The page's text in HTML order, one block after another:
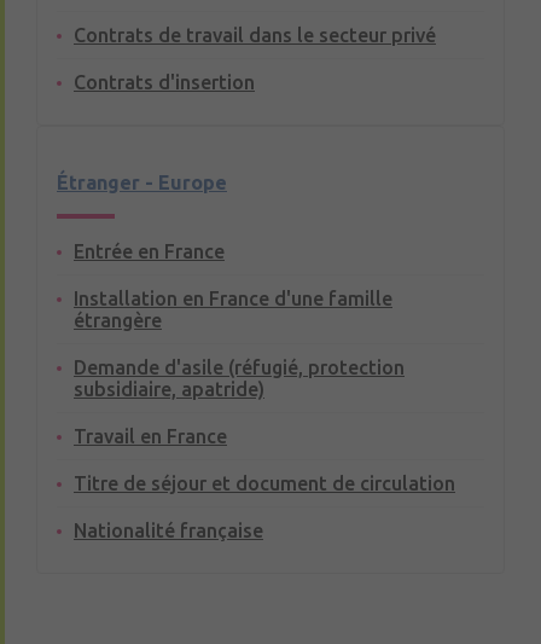
Contrats de travail dans le secteur privé
Contrats d'insertion
Étranger - Europe
Entrée en France
Installation en France d'une famille
étrangère
Demande d'asile (réfugié, protection
subsidiaire, apatride)
Travail en France
Titre de séjour et document de circulation
Nationalité française